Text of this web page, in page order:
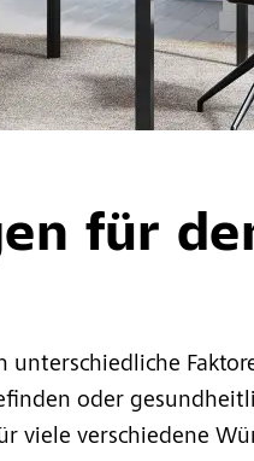
für
unterschiedliche
oder
viele verschiedene